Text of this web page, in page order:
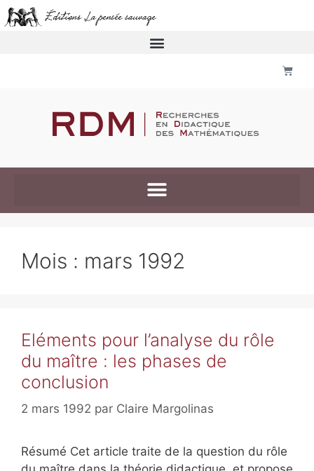
Mois : mars 1992
Eléments pour l’analyse du rôle
du maître : les phases de
conclusion
2 mars 1992 par Claire Margolinas
Résumé Cet article traite de la question du rôle